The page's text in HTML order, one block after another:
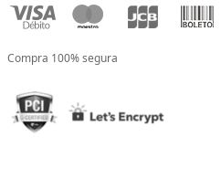
Compra 100% segura